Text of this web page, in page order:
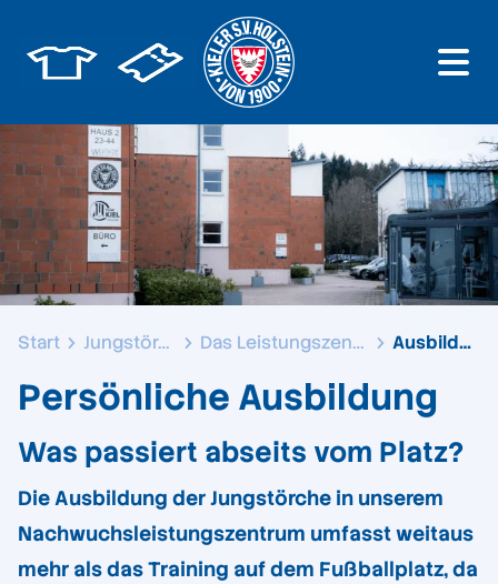
Start Jungstörche Das Leistungszentrum Ausbildung
Persönliche Ausbildung
Was passiert abseits vom Platz?
Die Ausbildung der Jungstörche in unserem
Nachwuchsleistungszentrum umfasst weitaus
mehr als das Training auf dem Fußballplatz, da